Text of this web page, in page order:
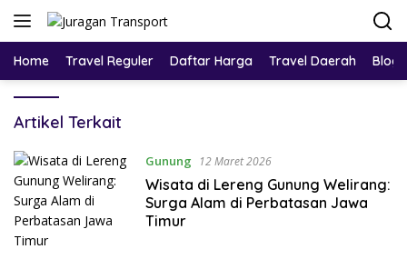
Home Travel Reguler Daftar Harga Travel Daerah Blog
Artikel Terkait
Gunung 12 Maret 2026
Wisata di Lereng Gunung Welirang:
Surga Alam di Perbatasan Jawa
Timur